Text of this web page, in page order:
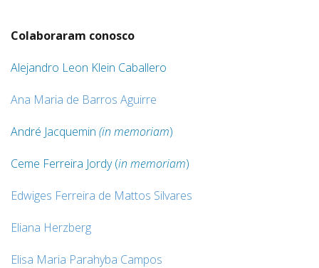
Colaboraram conosco
Alejandro Leon Klein Caballero
Ana Maria de Barros Aguirre
André Jacquemin (in memoriam)
Ceme Ferreira Jordy (in memoriam)
Edwiges Ferreira de Mattos Silvares
Eliana Herzberg
Elisa Maria Parahyba Campos